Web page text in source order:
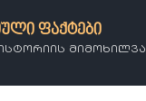
ფაქტები
მიმოხილვა